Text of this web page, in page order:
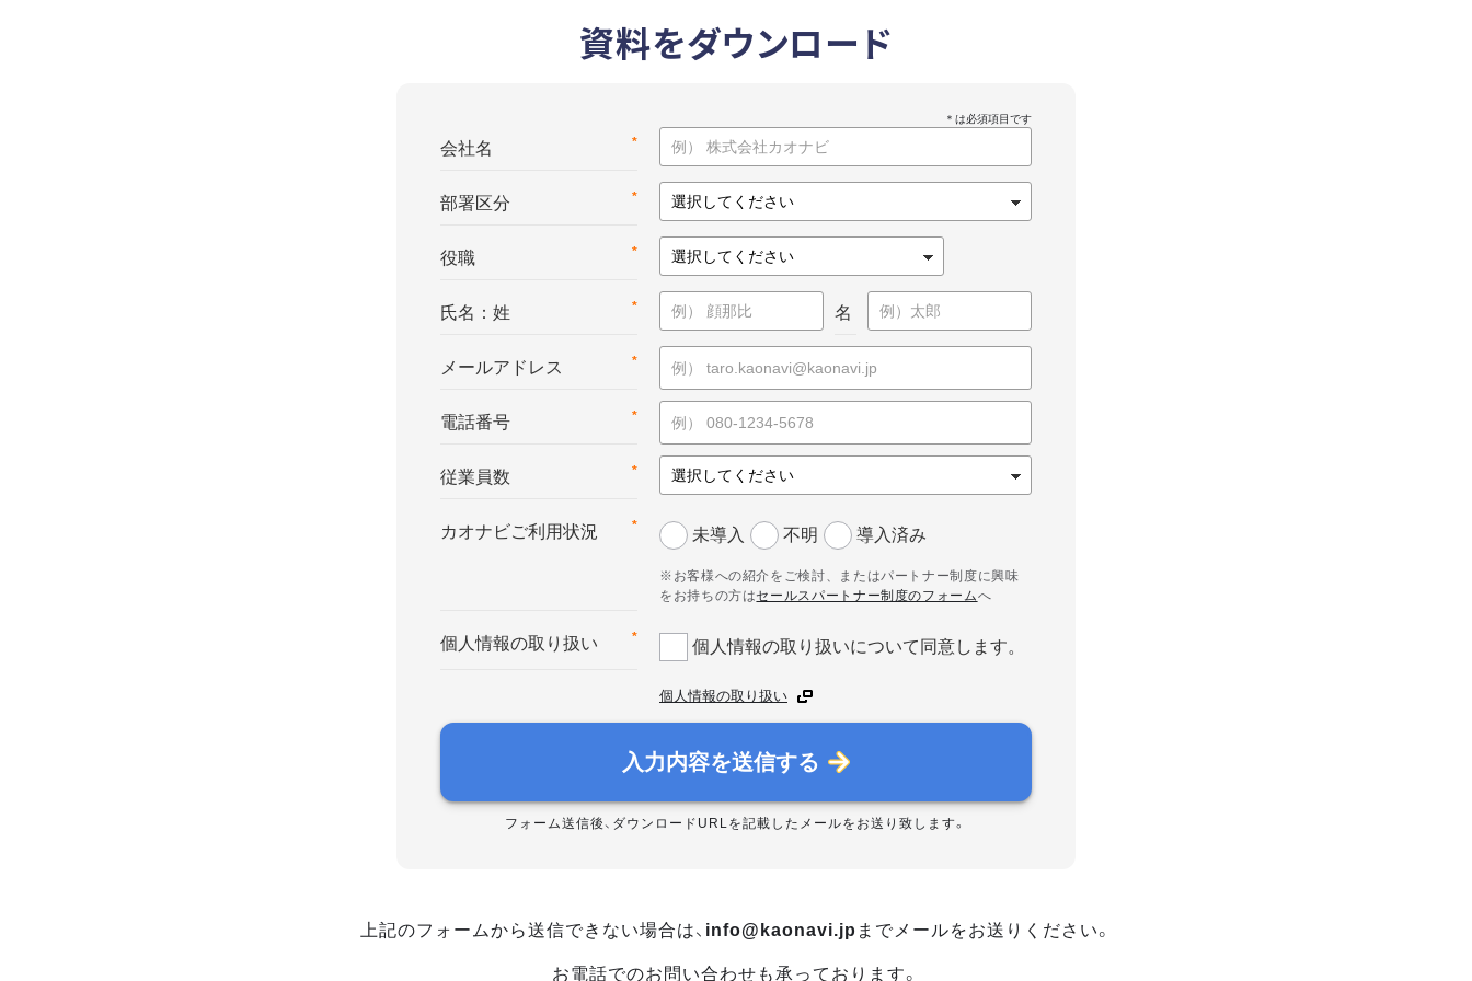
資料をダウンロード
*
会社名
*
部署区分
*
役職
*
氏名：姓 名
*
メールアドレス
*
電話番号
*
従業員数
*
カオナビご利用状況 未導入 不明 導入済み
※お客様への紹介をご検討、またはパートナー制度に興味
をお持ちの方はセールスパートナー制度のフォームへ
*
個人情報の取り扱い 個人情報の取り扱いについて同意します。
個人情報の取り扱い
入力内容を送信する
フォーム送信後、ダウンロードURLを記載したメールをお送り致します。
上記のフォームから送信できない場合は、 info@kaonavi.jp までメールをお送りください。
お電話でのお問い合わせも承っております。